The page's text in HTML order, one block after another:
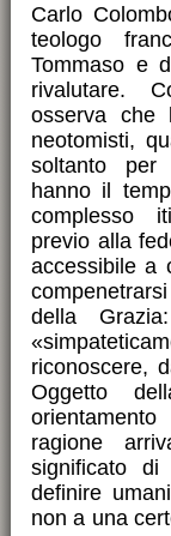
Carlo
teologo
Tommaso e
rivalutare.
osserva che
neotomisti,
soltanto per
hanno il
complesso
previo alla
accessibile a
della
riconoscere,
Oggetto
ragione
significato
definire
non a una